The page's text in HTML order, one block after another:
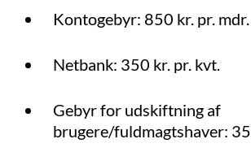
Kontogebyr: 850 kr. pr. mdr.
Netbank: 350 kr. pr. kvt.
Gebyr for udskiftning af
brugere/fuldmagtshaver: